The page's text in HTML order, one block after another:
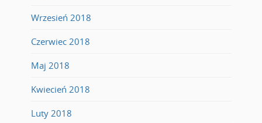
Wrzesień 2018
Czerwiec 2018
Maj 2018
Kwiecień 2018
Luty 2018